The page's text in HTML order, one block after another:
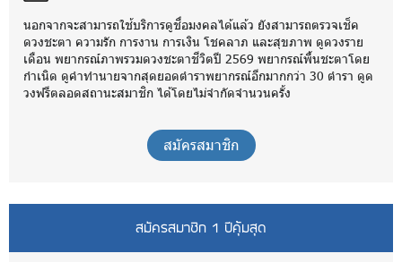
นอกจากจะสามารถใช้บริการดูชื่อมงคลได้แล้ว ยังสามารถตรวจเช็ค
ดวงชะตา ความรัก การงาน การเงิน โชคลาภ และสุขภาพ ดูดวงราย
เดือน พยากรณ์ภาพรวมดวงชะตาชีวิตปี 2569 พยากรณ์พื้นชะตาโดย
กำเนิด ดูคำทำนายจากสุดยอดตำราพยากรณ์อีกมากกว่า 30 ตำรา ดูด
วงฟรีตลอดสถานะสมาชิก ได้โดยไม่จำกัดจำนวนครั้ง
สมัครสมาชิก
สมัครสมาชิก 1 ปีคุ้มสุด